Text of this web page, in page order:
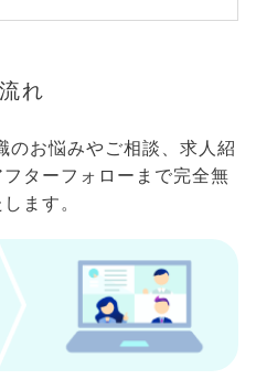
れ
のお悩みやご相談、求人紹
ターフォローまで完全無
ます。